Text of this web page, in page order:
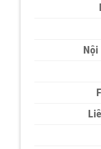
Nội